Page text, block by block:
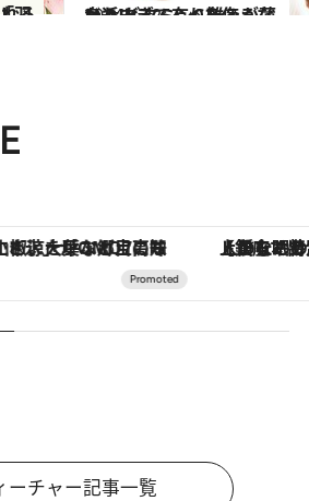
！ 2014.4.22
身近すぎて有り難みが薄い？ ビタミンCを侮るなかれ!!
ビューティ＆ヘルス
デートから、特別な名入れギフトまで。大人のための「ReFa GINZA」クルーズ
ーチャー記事一覧